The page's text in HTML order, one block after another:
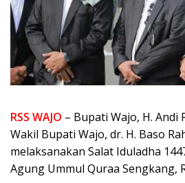
RSS WAJO – Bupati Wajo, H. Andi
Wakil Bupati Wajo, dr. H. Baso
melaksanakan Salat Iduladha
Agung Ummul Quraa Sengkang,